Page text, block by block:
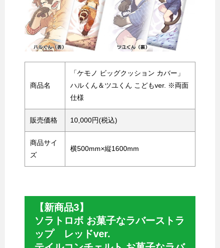
商品名
「ケモノ ビッグクッション カバー」
ハルくん＆ツユくん こどもver. ※両面
仕様
販売価格 10,000円(税込)
商品サイ
ズ
横500mm×縦1600mm
【新商品3】
ソラトロボ お菓子なラバーストラ
ップ レッドver.